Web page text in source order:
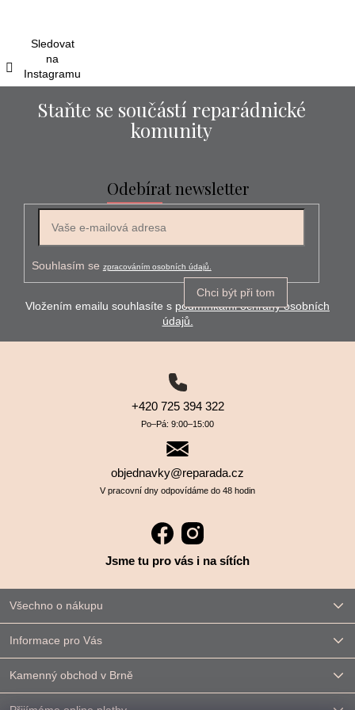
Sledovat
na
Instagramu
Staňte se součástí reparádnické
komunity
Odebírat newsletter
Souhlasím se zpracováním osobních údajů.
Chci být při tom
Vložením emailu souhlasíte s podmínkami ochrany osobních
údajů.
+420 725 394 322
Po–⁠⁠⁠⁠⁠⁠Pá: 9:00–⁠⁠⁠⁠⁠⁠15:00
objednavky@reparada.cz
V pracovní dny odpovídáme do 48 hodin
Jsme tu pro vás i na sítích
Všechno o nákupu
Informace pro Vás
Kamenný obchod v Brně